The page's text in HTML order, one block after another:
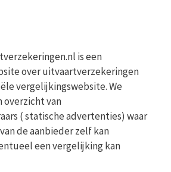
is een
over uitvaartverzekeringen
vergelijkingswebsite. We
overzicht van
( statische advertenties) waar
de aanbieder zelf kan
een vergelijking kan